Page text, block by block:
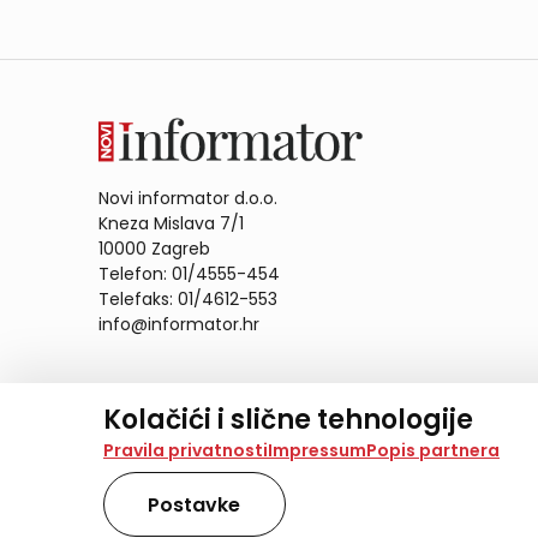
Kolačići i slične tehnologije
Na našoj web stranici koristimo kolačiće i slične
analiziramo promet na stranici te prikazujemo
također koriste ove tehnologije.
Odabirom opcije „Samo nužno“ prihvaćate samo
Pravila privatnostiImpressumPopis partnera
Postavke
Novi informator d.o.o.
Kneza Mislava 7/1
10000 Zagreb
Telefon: 01/4555-454
Telefaks: 01/4612-553
info@informator.hr